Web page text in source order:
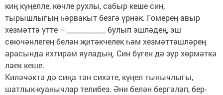
киң күңелле, көчле рухлы, сабыр кеше син,
тырышлыгың һәрвакыт безгә үрнәк. Гомерең авыр
хезмәттә үтте – ___________ булып эшләдең, эш
сөючәнлегең белән җитәкчелек һәм хезмәттәшләрең
арасында ихтирам яуладың. Син бүген дә зур хөрмәткә
лаек кеше.
Киләчәктә дә сиңа тән сихәте, күңел тынычлыгы,
шатлык-куанычлар телибез. Әни белән бергәләп, бер-